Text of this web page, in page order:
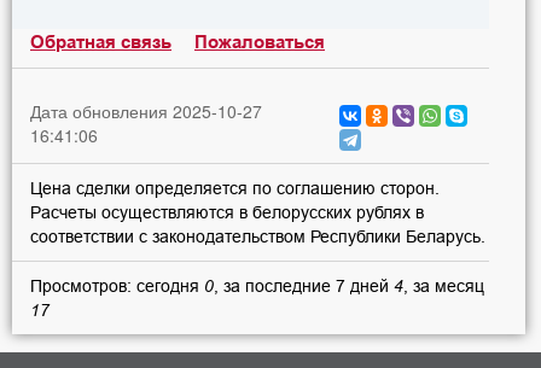
Обратная связь Пожаловаться
Дата обновления 2025-10-27
16:41:06
Цена сделки определяется по соглашению сторон.
Расчеты осуществляются в белорусских рублях в
соответствии с законодательством Республики Беларусь.
Просмотров: сегодня 0 , за последние 7 дней 4 , за месяц
17